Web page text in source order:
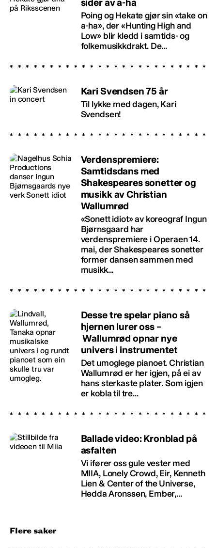
sider av a-ha
Poing og Hekate gjør sin «take on
a-ha», der «Hunting High and
Low» blir kledd i samtids- og
folkemusikkdrakt. De...
Kari Svendsen 75 år
Til lykke med dagen, Kari
Svendsen!
Verdenspremiere:
Samtidsdans med
Shakespeares sonetter og
musikk av Christian
Wallumrød
«Sonett idiot» av koreograf Ingun
Bjørnsgaard har
verdenspremiere i Operaen 14.
mai, der Shakespeares sonetter
former dansen sammen med
musikk...
Desse tre spelar piano så
hjernen lurer oss –
Wallumrød opnar nye
univers i instrumentet
Det umoglege pianoet. Christian
Wallumrød er her igjen, på ei av
hans sterkaste plater. Som igjen
er kobla til tre...
Ballade video: Kronblad på
asfalten
Vi ifører oss gule vester med
MIIA, Lonely Crowd, Eir, Kenneth
Lien & Center of the Universe,
Hedda Aronssen, Ember,...
Flere saker